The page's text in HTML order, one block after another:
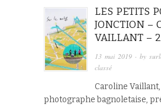
LES PETITS
JONCTION –
VAILLANT –
13 mai 2019 · by
classé
Caroline
photographe bagnoletaise,